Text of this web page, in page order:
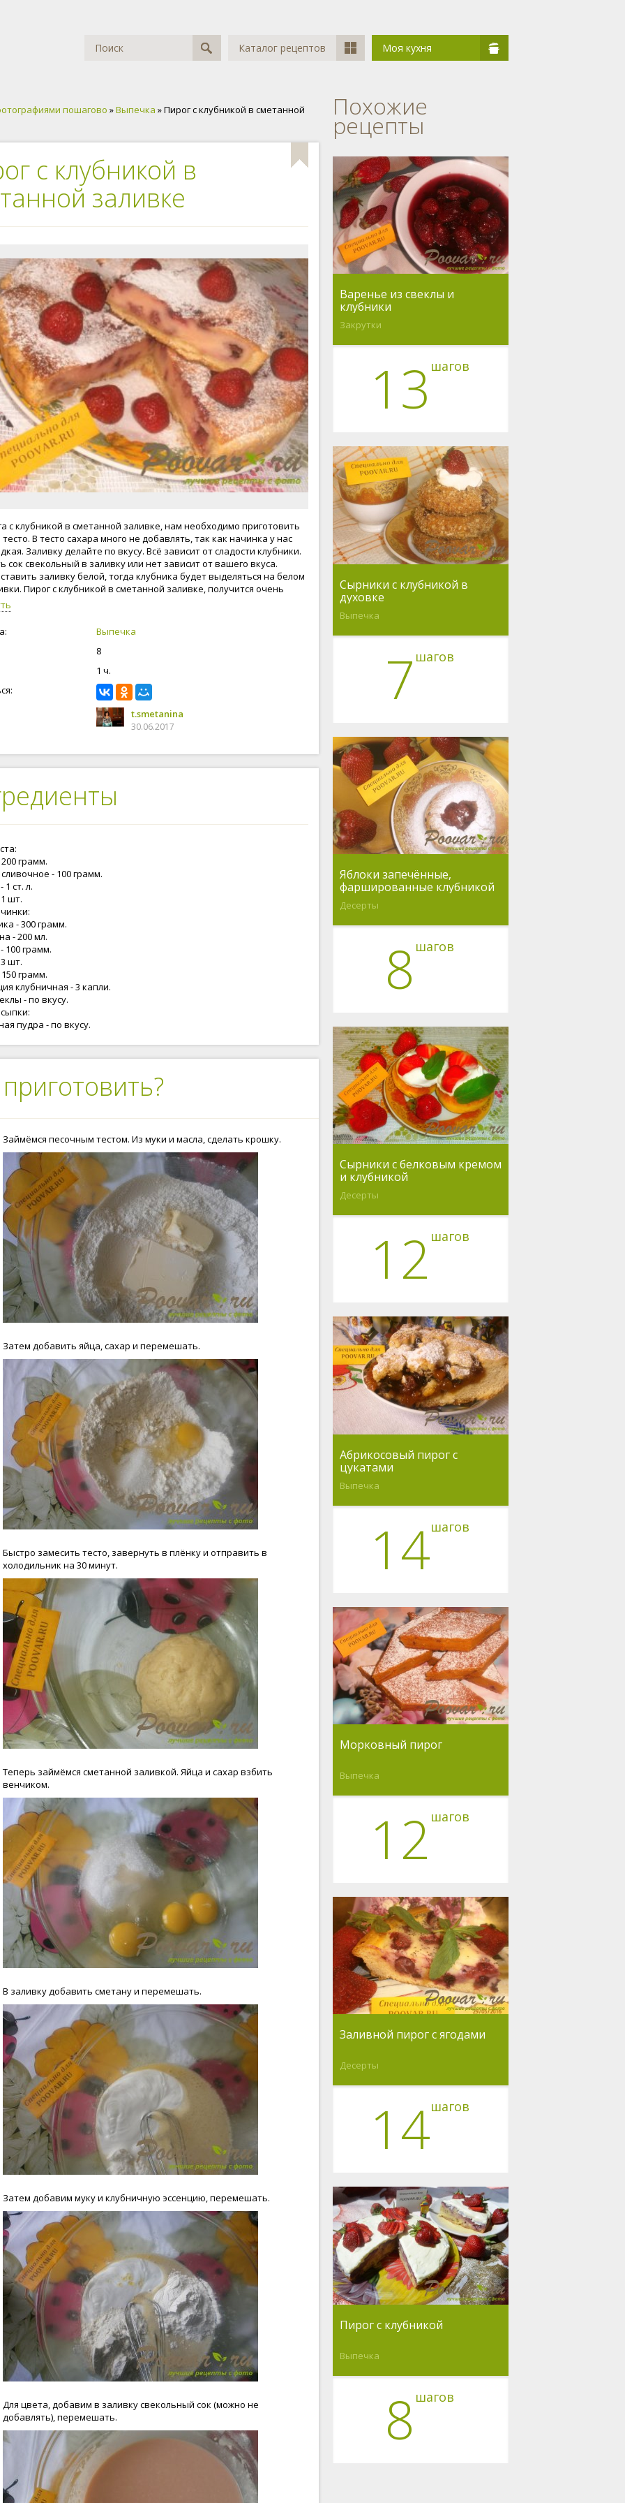
Каталог рецептов Моя кухня
пошагово »Выпечка » Пирог с клубникой в сметанной
с клубникой в
заливке
с клубникой в сметанной заливке, нам необходимо приготовить
В тесто сахара много не добавлять, так как начинка у нас
Заливку делайте по вкусу. Всё зависит от сладости клубники.
сок свекольный в заливку или нет зависит от вашего вкуса.
заливку белой, тогда клубника будет выделяться на белом
Пирог с клубникой в сметанной заливке, получится очень
к приготовлению пирога с клубникой!
Выпечка
8
1 ч.
t.smetanina
30.06.2017
грамм.
- 100 грамм.
1 ст. л.
шт.
- 300 грамм.
- 200 мл.
100 грамм.
шт.
грамм.
клубничная - 3 капли.
- по вкусу.
пудра - по вкусу.
Займёмся песочным тестом. Из муки и масла, сделать крошку.
Затем добавить яйца, сахар и перемешать.
Быстро замесить тесто, завернуть в плёнку и отправить в
холодильник на 30 минут.
Теперь займёмся сметанной заливкой. Яйца и сахар взбить
венчиком.
В заливку добавить сметану и перемешать.
Затем добавим муку и клубничную эссенцию, перемешать.
Для цвета, добавим в заливку свекольный сок (можно не
добавлять), перемешать.
Похожие
рецепты
Варенье из свеклы и
клубники
Закрутки
13 шагов
Сырники с клубникой в
духовке
Выпечка
7 шагов
Яблоки запечённые,
фаршированные клубникой
Десерты
8 шагов
Сырники с белковым кремом
и клубникой
Десерты
12 шагов
Абрикосовый пирог с
цукатами
Выпечка
14шагов
Морковный пирог
Выпечка
12 шагов
Заливной пирог с ягодами
Десерты
14шагов
Пирог с клубникой
Выпечка
8 шагов